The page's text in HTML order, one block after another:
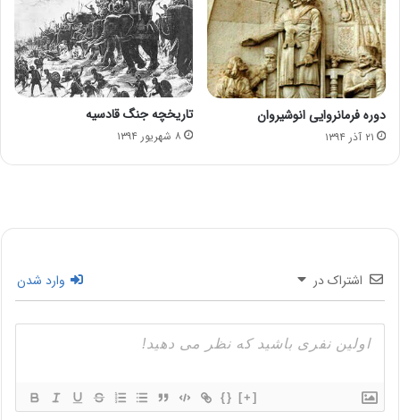
دوره فرمانروایی انوشیروان
۲۱ آذر ۱۳۹۴
تاریخچه جنگ قادسیه
۸ شهریور ۱۳۹۴
اشتراک در وارد شدن
{} [+]